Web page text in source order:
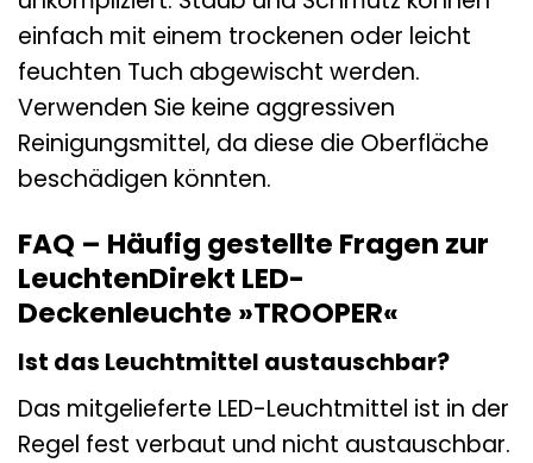
einfach mit einem trockenen oder leicht
feuchten Tuch abgewischt werden.
Verwenden Sie keine aggressiven
Reinigungsmittel, da diese die Oberfläche
beschädigen könnten.
FAQ – Häufig gestellte Fragen zur
LeuchtenDirekt LED-
Deckenleuchte »TROOPER«
Ist das Leuchtmittel austauschbar?
Das mitgelieferte LED-Leuchtmittel ist in der
Regel fest verbaut und nicht austauschbar.